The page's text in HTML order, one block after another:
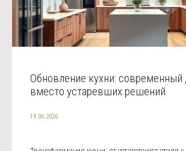
Обновление кухни: современный
вместо устаревших решений
19.06.2026